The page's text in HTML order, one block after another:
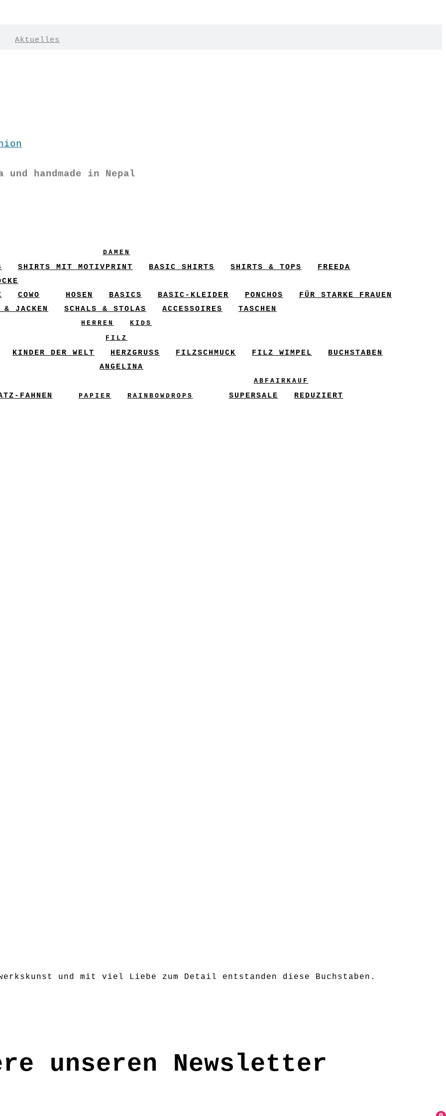
Aktuelles
handmade in Nepal
DAMEN
SHIRTS MIT MOTIVPRINT BASIC SHIRTS SHIRTS & TOPS FREEDA
COWO HOSEN BASICS BASIC-KLEIDER PONCHOS
FÜR STARKE FRAUEN
& JACKEN
SCHALS & STOLAS ACCESSOIRES TASCHEN
HERREN
KIDS
FILZ
KINDER DER WELT HERZGRUSS FILZSCHMUCK FILZ WIMPEL
BUCHSTABEN
ANGELINA
FAHNEN PAPIER RAINBOWDROPS
ABFAIRKAUF
SUPERSALE REDUZIERT
und mit viel Liebe zum Detail entstanden diese Buchstaben.
unseren Newsletter